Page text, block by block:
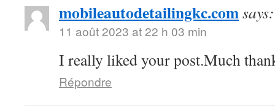
mobileautodetailingkc.comsays:
11 août 2023 at 22 h 03 min
I really liked your post.Much
Répondre